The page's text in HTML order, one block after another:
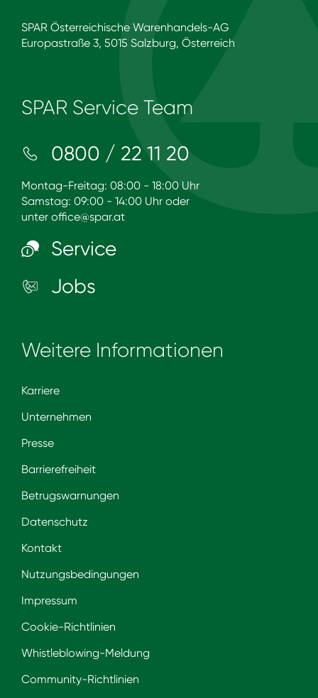
SPAR Österreichische Warenhandels-AG
Europastraße 3, 5015 Salzburg, Österreich
SPAR Service Team
0800 / 22 11 20
Montag-Freitag: 08:00 - 18:00 Uhr
Samstag: 09:00 - 14:00 Uhr oder
unter office@spar.at
Service
Jobs
Weitere Informationen
Karriere
Unternehmen
Presse
Barrierefreiheit
Betrugswarnungen
Datenschutz
Kontakt
Nutzungsbedingungen
Impressum
Cookie-Richtlinien
Whistleblowing-Meldung
Community-Richtlinien